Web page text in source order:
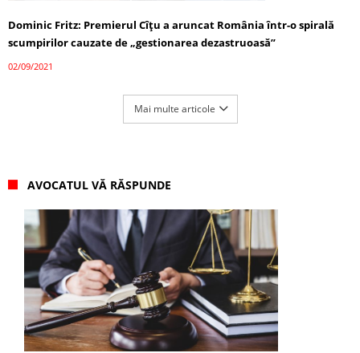
Dominic Fritz: Premierul Cîţu a aruncat România într-o spirală
scumpirilor cauzate de „gestionarea dezastruoasă”
02/09/2021
Mai multe articole
AVOCATUL VĂ RĂSPUNDE